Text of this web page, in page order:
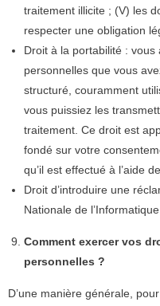
traitement illicite ; (V) les
respecter une obligation
Droit à la portabilité : vous
personnelles que vous
structuré, couramment
vous puissiez les
traitement. Ce droit est
fondé sur votre
qu’il est effectué à l’aide
Droit d’introduire une
Nationale de
Comment exercer vos
personnelles ?
D’une manière générale,